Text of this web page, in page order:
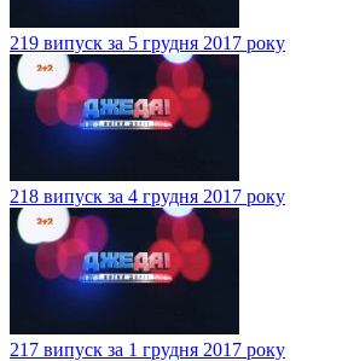
219 випуск за 5 грудня 2017 року
218 випуск за 4 грудня 2017 року
217 випуск за 1 грудня 2017 року